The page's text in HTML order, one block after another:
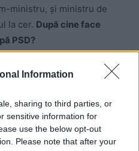
Information
sharing to third parties, or
sensitive information for
use the below opt-out
Please note that after your
ministru, și ministru de
la cer. După cine face
PSD?
de guvernare, am pus
programul PSD și
deosebiri între cel al PSD și
PNL cu miliarde de